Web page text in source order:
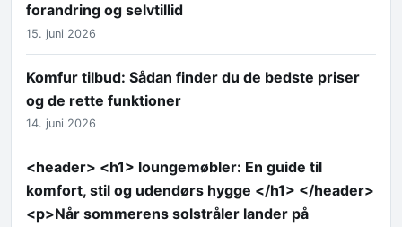
forandring og selvtillid
15. juni 2026
Komfur tilbud: Sådan finder du de bedste priser
og de rette funktioner
14. juni 2026
<header> <h1> loungemøbler: En guide til
komfort, stil og udendørs hygge </h1> </header>
<p>Når sommerens solstråler lander på